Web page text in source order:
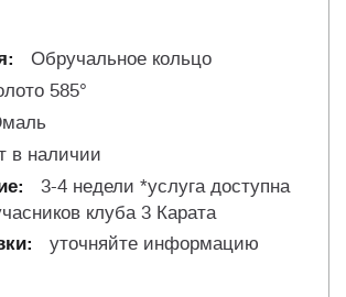
Обручальное кольцо
585°
в наличии
3-4 недели *услуга доступна
клуба 3 Карата
уточняйте информацию